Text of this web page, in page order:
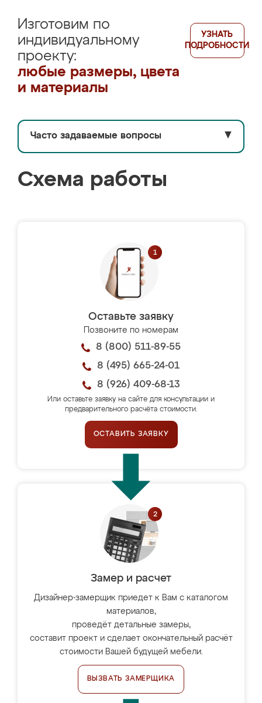
Изготовим по
индивидуальному
проекту:
любые размеры, цвета
и материалы
УЗНАТЬ
ПОДРОБНОСТИ
Часто задаваемые вопросы ▼
Схема работы
Оставьте заявку
Позвоните по номерам
8 (800) 511-89-55
8 (495) 665-24-01
8 (926) 409-68-13
Или оставьте заявку на сайте для консультации и
предварительного расчёта стоимости.
ОСТАВИТЬ ЗАЯВКУ
Замер и расчет
Дизайнер-замерщик приедет к Вам с каталогом
материалов,
проведёт детальные замеры,
составит проект и сделает окончательный расчёт
стоимости Вашей будущей мебели.
ВЫЗВАТЬ ЗАМЕРЩИКА